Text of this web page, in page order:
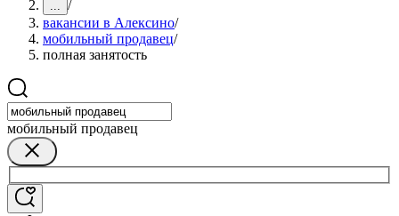
... /
вакансии в Алексино/
мобильный продавец/
полная занятость
мобильный продавец